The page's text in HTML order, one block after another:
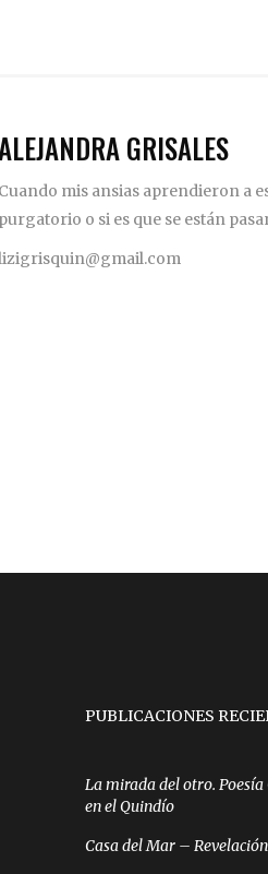
GRISALES
Cuando mis ansias aprendieron a
purgatorio o si es que se están
PUBLICACIONES
La mirada del otro. Poesía
en el Quindío
Casa del Mar –